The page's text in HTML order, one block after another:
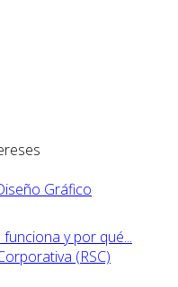
Gráfico
y por qué...
(RSC)